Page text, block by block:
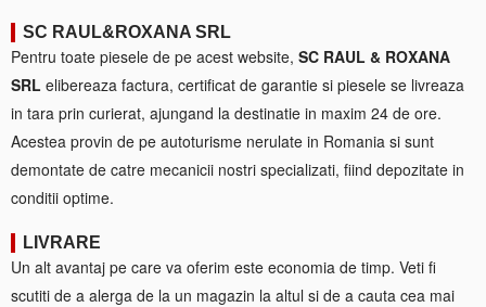
SC RAUL&ROXANA SRL
Pentru toate piesele de pe acest website, SC RAUL & ROXANA
SRL elibereaza factura, certificat de garantie si piesele se livreaza
in tara prin curierat, ajungand la destinatie in maxim 24 de ore.
Acestea provin de pe autoturisme nerulate in Romania si sunt
demontate de catre mecanicii nostri specializati, fiind depozitate in
conditii optime.
LIVRARE
Un alt avantaj pe care va oferim este economia de timp. Veti fi
scutiti de a alerga de la un magazin la altul si de a cauta cea mai